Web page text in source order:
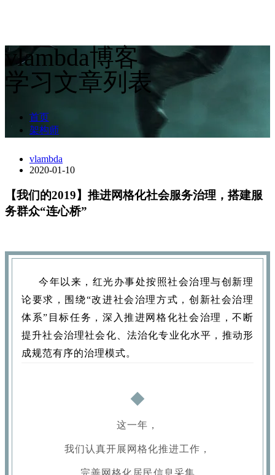
vlambda博客
学习文章列表
首页
架构师
vlambda
2020-01-10
【我们的2019】推进网格化社会服务治理，搭建服
务群众“连心桥”
今年以来，红光办事处按照社会治理与创新理
论要求，围绕“改进社会治理方式，创新社会治理
体系”目标任务，深入推进网格化社会治理，不断
提升社会治理社会化、法治化专业化水平，推动形
成规范有序的治理模式。
这一年，
我们认真开展网格化推进工作，